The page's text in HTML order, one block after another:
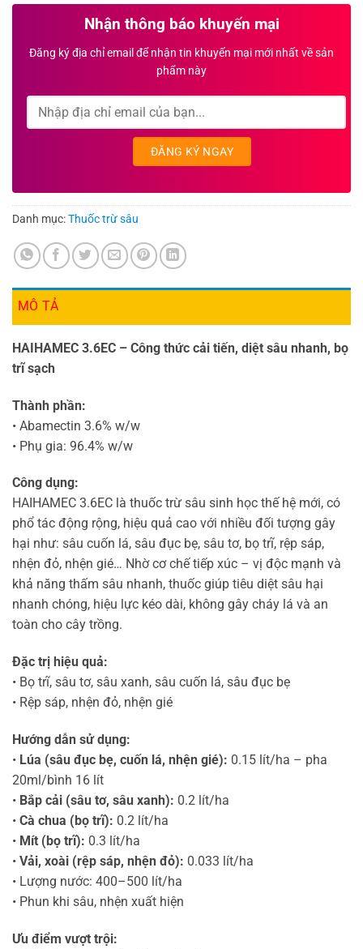
Nhận thông báo khuyến mại
Đăng ký địa chỉ email để nhận tin khuyến mại mới nhất về sản
phẩm này
Danh mục:Thuốc trừ sâu
MÔ TẢ
HAIHAMEC 3.6EC – Công thức cải tiến, diệt sâu nhanh, bọ
trĩ sạch
Thành phần:
• Abamectin 3.6% w/w
• Phụ gia: 96.4% w/w
Công dụng:
HAIHAMEC 3.6EC là thuốc trừ sâu sinh học thế hệ mới, có
phổ tác động rộng, hiệu quả cao với nhiều đối tượng gây
hại như: sâu cuốn lá, sâu đục bẹ, sâu tơ, bọ trĩ, rệp sáp,
nhện đỏ, nhện gié… Nhờ cơ chế tiếp xúc – vị độc mạnh và
khả năng thấm sâu nhanh, thuốc giúp tiêu diệt sâu hại
nhanh chóng, hiệu lực kéo dài, không gây cháy lá và an
toàn cho cây trồng.
Đặc trị hiệu quả:
• Bọ trĩ, sâu tơ, sâu xanh, sâu cuốn lá, sâu đục bẹ
• Rệp sáp, nhện đỏ, nhện gié
Hướng dẫn sử dụng:
• Lúa (sâu đục bẹ, cuốn lá, nhện gié): 0.15 lít/ha – pha
20ml/bình 16 lít
• Bắp cải (sâu tơ, sâu xanh): 0.2 lít/ha
• Cà chua (bọ trĩ): 0.2 lít/ha
• Mít (bọ trĩ): 0.3 lít/ha
• Vải, xoài (rệp sáp, nhện đỏ): 0.033 lít/ha
• Lượng nước: 400–500 lít/ha
• Phun khi sâu, nhện xuất hiện
Ưu điểm vượt trội: